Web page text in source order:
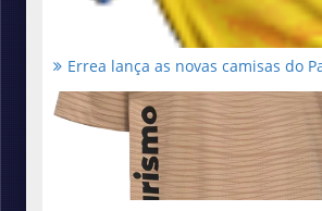
Errea lança as novas camisas do